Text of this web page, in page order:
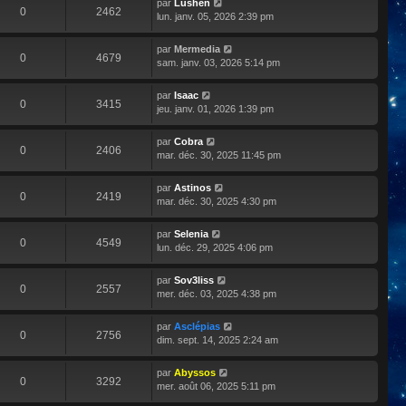
0 2462
par Lushen
lun. janv. 05, 2026 2:39 pm
0 4679
par Mermedia
sam. janv. 03, 2026 5:14 pm
0 3415
par Isaac
jeu. janv. 01, 2026 1:39 pm
0 2406
par Cobra
mar. déc. 30, 2025 11:45 pm
0 2419
par Astinos
mar. déc. 30, 2025 4:30 pm
0 4549
par Selenia
lun. déc. 29, 2025 4:06 pm
0 2557
par Sov3liss
mer. déc. 03, 2025 4:38 pm
0 2756
par Asclépias
dim. sept. 14, 2025 2:24 am
0 3292
par Abyssos
mer. août 06, 2025 5:11 pm